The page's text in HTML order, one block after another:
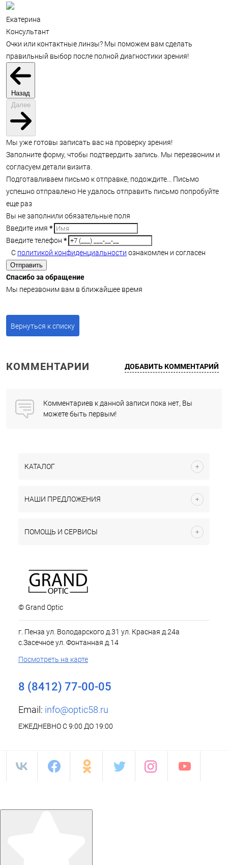
Екатерина
Консультант
Очки или контактные линзы? Мы поможем вам сделать
правильный выбор после полной диагностики зрения!
Назад
Далее
Мы уже готовы записать вас на проверку зрения!
Заполните форму, чтобы подтвердить запись. Мы перезвоним и
согласуем детали визита.
Подготавливаем письмо к отправке, подождите...
Письмо
успешно отправлено Не удалось отправить письмо попробуйте
еще раз
Вы не заполнили обязательные поля
Введите имя *
Введите телефон *
С политикой конфиденциальности ознакомлен и согласен
Отправить
Спасибо за обращение
Мы перезвоним вам в ближайшее время
Вернуться к списку
КОММЕНТАРИИ ДОБАВИТЬ КОММЕНТАРИЙ
Комментариев к данной записи пока нет, Вы
можете быть первым!
КАТАЛОГ
НАШИ ПРЕДЛОЖЕНИЯ
ПОМОЩЬ И СЕРВИСЫ
© Grand Optic
г. Пенза ул. Володарского д.31 ул. Красная д.24а
с.Засечное ул. Фонтанная д.14
Посмотреть на карте
8 (8412) 77-00-05
Email: info@optic58.ru
ЕЖЕДНЕВНО С 9:00 ДО 19:00